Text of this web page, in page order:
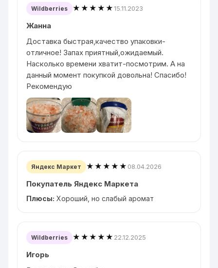
Wildberries ★★★★★15.11.2023
Жанна
Доставка быстрая,качество упаковки-
отличное! Запах приятный,ожидаемый.
Насколько времени хватит-посмотрим. А на
данный момент покупкой довольна! Спасибо!
Рекомендую
Яндекс Маркет ★★★★★ 08.04.2026
Покупатель Яндекс Маркета
Плюсы: Хороший, но слабый аромат
Wildberries ★★★★★ 22.12.2025
Игорь